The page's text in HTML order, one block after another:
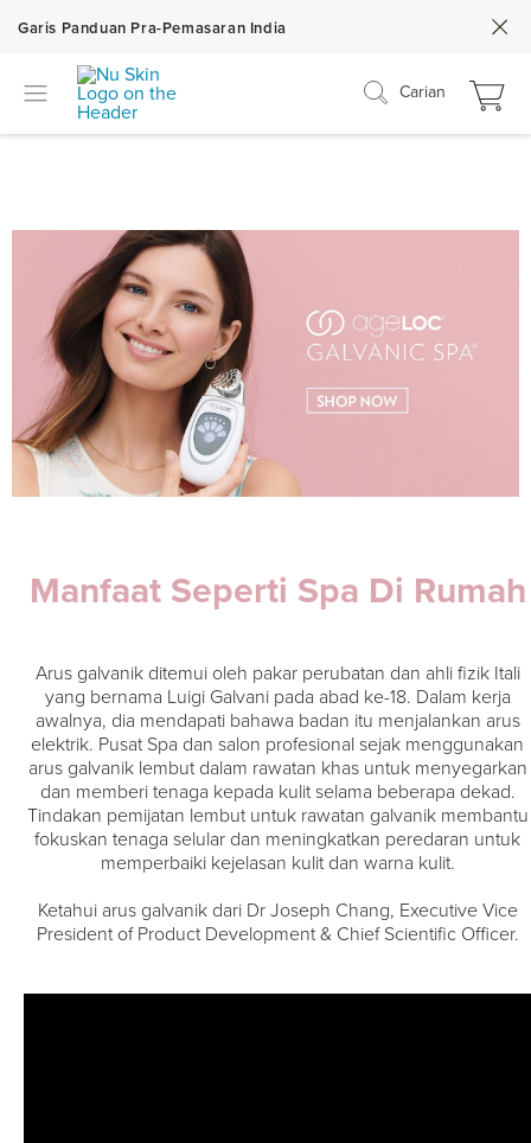
Garis Panduan Pra-Pemasaran India
Carian
Manfaat Seperti Spa Di Rumah
Arus galvanik ditemui oleh pakar perubatan dan ahli fizik Itali
yang bernama Luigi Galvani pada abad ke-18. Dalam kerja
awalnya, dia mendapati bahawa badan itu menjalankan arus
elektrik. Pusat Spa dan salon profesional sejak menggunakan
arus galvanik lembut dalam rawatan khas untuk menyegarkan
dan memberi tenaga kepada kulit selama beberapa dekad.
Tindakan pemijatan lembut untuk rawatan galvanik membantu
fokuskan tenaga selular dan meningkatkan peredaran untuk
memperbaiki kejelasan kulit dan warna kulit.
Ketahui arus galvanik dari Dr Joseph Chang, Executive Vice
President of Product Development & Chief Scientific Officer.